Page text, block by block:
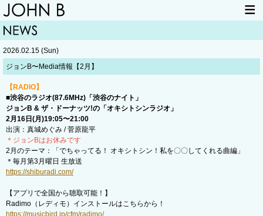
HOME
LIVE INFO
2026.02.15 (Sun)
ジョンB〜Media情報【2月】
【RADIO】
■渋谷のラジオ(87.6MHz)「渋谷のナイト」
ジョンB & ザ・ドーナッツ!の「オキシトシンラジオ」
2月16日(月)19:05〜21:00
出演：真城めぐみ / 菅原龍平
＊ジョンBはお休みです
2月のテーマ：「でちゃってる！ オキシトシン！私を〇〇してくれる曲編」
＊毎月第3月曜日 生放送
https://shiburadi.com/
【アプリで全国から聴取可能！】
Radimo（レディモ）インストールはこちらから！
https://musicbird.jp/cfm/radimo/